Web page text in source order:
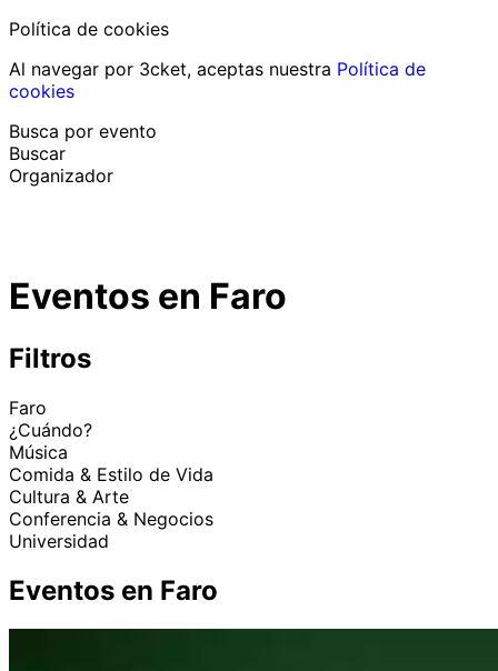
Política de cookies
Al navegar por 3cket, aceptas nuestra Política de
cookies
Busca por evento
Buscar
Organizador
Ayuda al participanteHe perdido mi entrada
Eventos en Faro
Filtros
Faro
¿Cuándo?
Música
Comida & Estilo de Vida
Cultura & Arte
Conferencia & Negocios
Universidad
Eventos en Faro